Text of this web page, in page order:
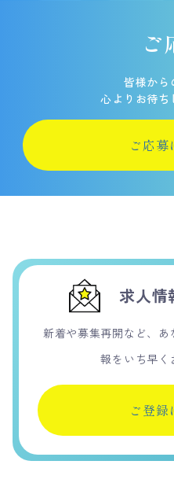
ご
皆様から
心よりお待ち
ご応募
求人情
新着や募集再開など、
報をいち早く
ご登録